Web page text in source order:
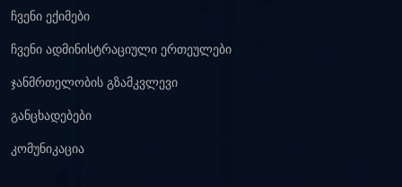
ჩვენი ექიმები
ჩვენი ადმინისტრაციული ერთეულები
ჯანმრთელობის გზამკვლევი
განცხადებები
კომუნიკაცია